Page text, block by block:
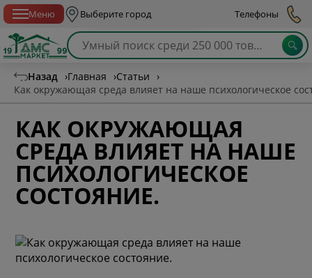
Меню Выберите город Телефоны
Назад ›Главная ›Статьи ›
Как окружающая среда влияет на наше психологическое
КАК ОКРУЖАЮЩАЯ
СРЕДА ВЛИЯЕТ НА НАШЕ
ПСИХОЛОГИЧЕСКОЕ
СОСТОЯНИЕ.